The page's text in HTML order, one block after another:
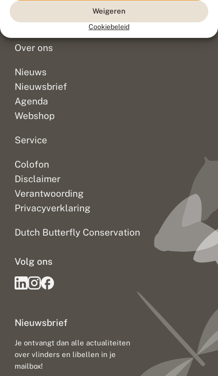
Weigeren
Cookiebeleid
Doneer
Over ons
Nieuws
Nieuwsbrief
Agenda
Webshop
Service
Colofon
Disclaimer
Verantwoording
Privacyverklaring
Dutch Butterfly Conservation
Nieuwsbrief
Je ontvangt dan alle actualiteiten
over vlinders en libellen in je
mailbox!
Volg ons